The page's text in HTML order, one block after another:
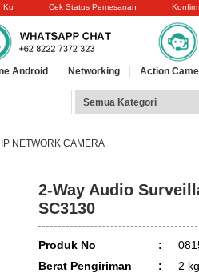
Ku Cek Status Pemesanan
Android Networking Action
IP NETWORK CAMERA
2-Way Audio
SC3130
Produk No :
Berat Pengiriman
:
2 kg